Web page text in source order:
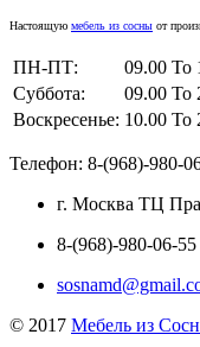
Настоящую мебель из сосны от
ПН-ПТ:
09.00 To
Суббота:
09.00 To
Воскресенье: 10.00 To
Телефон: 8-(968)-980-
г. Москва ТЦ
8-(968)-980-06-55
© 2017 Мебель из